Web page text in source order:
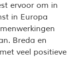
ervoor om in
in Europa
Breda en
veel positieve